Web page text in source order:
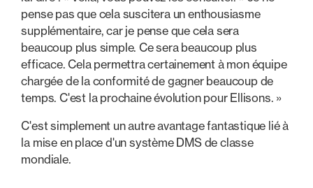
pense pas que cela suscitera un enthousiasme
supplémentaire, car je pense que cela sera
beaucoup plus simple. Ce sera beaucoup plus
efficace. Cela permettra certainement à mon équipe
chargée de la conformité de gagner beaucoup de
temps. C'est la prochaine évolution pour Ellisons. »
C'est simplement un autre avantage fantastique lié à
la mise en place d'un système DMS de classe
mondiale.